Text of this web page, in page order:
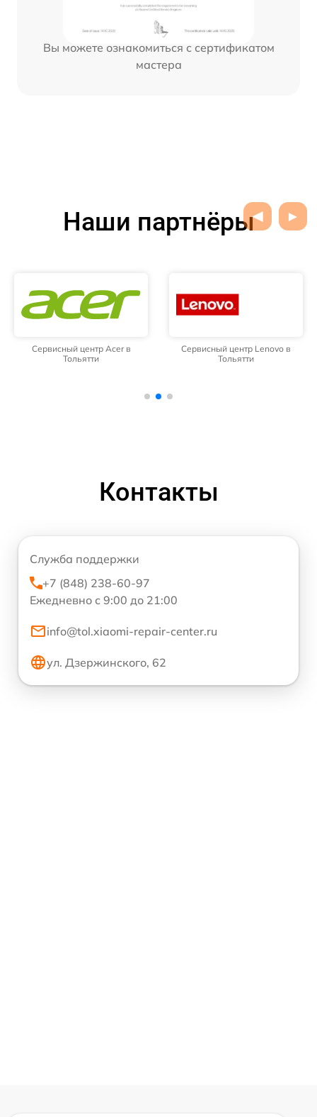
Вы можете ознакомиться с сертификатом
мастера
Наши партнёры
Сервисный центр Acer в
Тольятти
Сервисный центр Lenovo в
Тольятти
Контакты
Служба поддержки
+7 (848) 238-60-97
Ежедневно с 9:00 до 21:00
info@tol.xiaomi-repair-center.ru
ул. Дзержинского, 62